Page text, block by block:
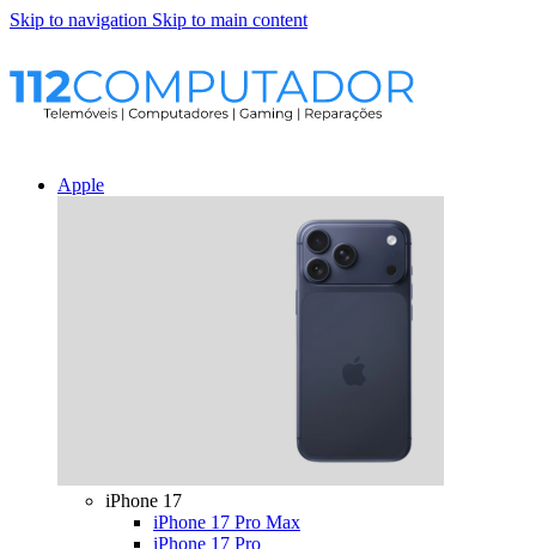
Skip to navigation Skip to main content
Apple
iPhone 17
iPhone 17 Pro Max
iPhone 17 Pro